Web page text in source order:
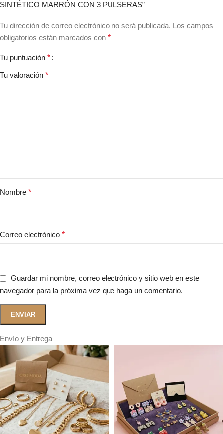
SINTÉTICO MARRÓN CON 3 PULSERAS”
Tu dirección de correo electrónico no será publicada. Los campos
obligatorios están marcados con *
Tu puntuación *
Tu valoración *
Nombre *
Correo electrónico *
Guardar mi nombre, correo electrónico y sitio web en este
navegador para la próxima vez que haga un comentario.
Envío y Entrega